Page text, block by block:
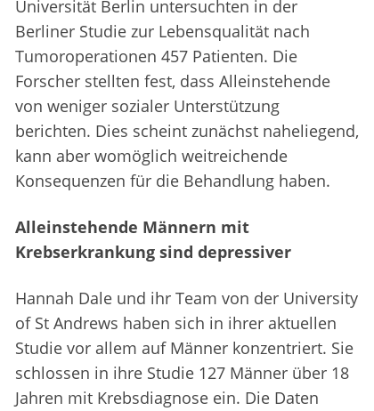
Universität Berlin untersuchten in der
Berliner Studie zur Lebensqualität nach
Tumoroperationen 457 Patienten. Die
Forscher stellten fest, dass Alleinstehende
von weniger sozialer Unterstützung
berichten. Dies scheint zunächst naheliegend,
kann aber womöglich weitreichende
Konsequenzen für die Behandlung haben.
Alleinstehende Männern mit
Krebserkrankung sind depressiver
Hannah Dale und ihr Team von der University
of St Andrews haben sich in ihrer aktuellen
Studie vor allem auf Männer konzentriert. Sie
schlossen in ihre Studie 127 Männer über 18
Jahren mit Krebsdiagnose ein. Die Daten